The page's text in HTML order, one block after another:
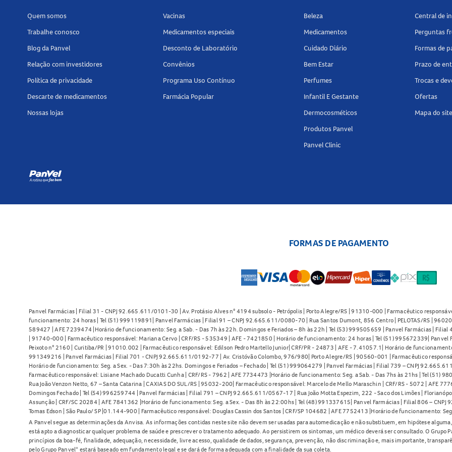
Quem somos
Trabalhe conosco
Blog da Panvel
Relação com investidores
Política de privacidade
Descarte de medicamentos
Nossas lojas
Vacinas
Medicamentos especiais
Desconto de Laboratório
Convênios
Programa Uso Contínuo
Farmácia Popular
Beleza
Medicamentos
Cuidado Diário
Bem Estar
Perfumes
Infantil E Gestante
Dermocosméticos
Produtos Panvel
Panvel Clinic
Central de
Perguntas
Formas de
Prazo de
Trocas e
Ofertas
Mapa do site
FORMAS DE PAGAMENTO
Panvel Farmácias | Filial 31 - CNPJ 92.665.611/0101-30 | Av. Protásio Alves n° 4194 subsolo - Petrópolis | Porto Alegre/RS | 91310-000 | Farmacêutico
funcionamento: 24 horas | Tel (51) 999119891| Panvel Farmácias | Filial 91 – CNPJ 92.665.611/0080-70 | Rua Santos Dumont, 856 Centro | PELOTAS/RS |
589427 | AFE 7239474 |Horário de funcionamento: Seg. a Sab. - Das 7h às 22h. Domingos e Feriados – 8h às 22h | Tel (53) 999505659 | Panvel Farmácias |
| 91740-000 | Farmacêutico responsável: Mariana Cervo | CRF/RS - 535349 | AFE - 7421850 | Horário de funcionamento: 24 horas | Tel (51) 995672339|
Peixoto n° 2160 | Curitiba/PR | 91010.002 | Farmacêutico responsável: Edilson Pedro Martello Junior| CRF/PR - 24873 | AFE - 7.41057.1| Horário de
991349216 | Panvel Farmácias | Filial 701 - CNPJ 92.665.611/0192-77 | Av. Cristóvão Colombo, 976/980| Porto Alegre/RS | 90560-001 | Farmacêutico
Horário de funcionamento: Seg. a Sex. - Das 7:30h às 22hs. Domingos e Feriados – Fechado | Tel (51) 999064279 | Panvel Farmácias | Filial 739 – CNPJ
Farmacêutico responsável: Lisiane Machado Ducatti Cunha | CRF/RS - 7962 | AFE 7734473 |Horário de funcionamento: Seg. a Sab. - Das 7hs às 21hs | Tel (51)
Rua João Venzon Netto, 67 – Santa Catarina | CAXIAS DO SUL/RS | 95032-200| Farmacêutico responsável: Marcelo de Mello Maraschin | CRF/RS - 5072 | AFE
Domingos Fechado | Tel (54) 996259744 | Panvel Farmácias | Filial 791 – CNPJ 92.665.611/0567-17 | Rua João Motta Espezim, 222 - Saco dos Limões |
Assunção | CRF/SC 20284 | AFE 7841362 |Horário de funcionamento: Seg. a Sex. - Das 8h às 22:00hs | Tel (48) 991337615| Panvel Farmácias | Filial 806 –
Tomas Edson | São Paulo/ SP |01.144-900 | Farmacêutico responsável: Douglas Cassin dos Santos | CRF/SP 104682 | AFE 7752413 |Horário de funcionamento:
A Panvel segue as determinações da Anvisa. As informações contidas neste site não devem ser usadas para automedicação e não substituem, em hipótese
está apto a diagnosticar qualquer problema de saúde e prescrever o tratamento adequado. Ao persistirem os sintomas, um médico deverá ser consultado. O Grupo
princípios da boa-fé, finalidade, adequação, necessidade, livre acesso, qualidade de dados, segurança, prevenção, não discriminação e, mais importante,
pelo Grupo Panvel* estará baseado em fundamento legal e se dará de forma adequada com a finalidade da sua coleta.